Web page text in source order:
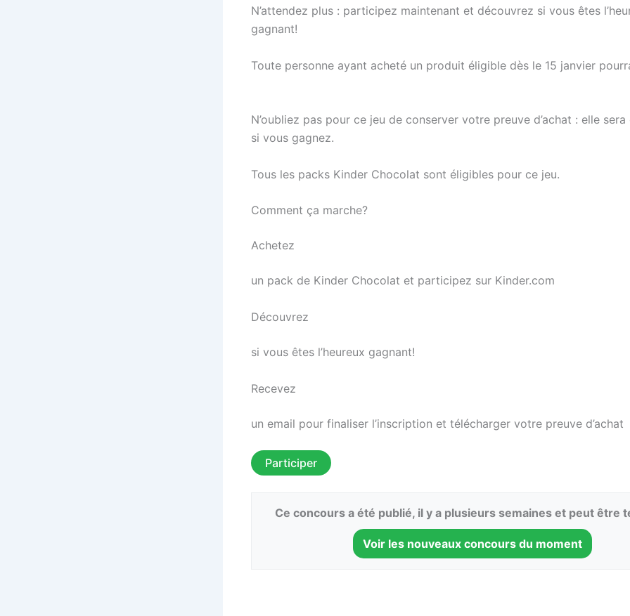
N’attendez plus : participez maintenant et découvrez si vous êtes
gagnant!
Toute personne ayant acheté un produit éligible dès le 15 janvier
N’oubliez pas pour ce jeu de conserver votre preuve d’achat : elle sera
si vous gagnez.​
​Tous les packs Kinder Chocolat sont éligibles pour ce jeu.
Comment ça marche?
Achetez
un pack de Kinder Chocolat et participez sur Kinder.com
Découvrez
si vous êtes l’heureux gagnant!
Recevez
un email pour finaliser l’inscription et télécharger votre preuve d’achat
Participer
Ce concours a été publié, il y a plusieurs semaines et peut être
Voir les nouveaux concours du moment